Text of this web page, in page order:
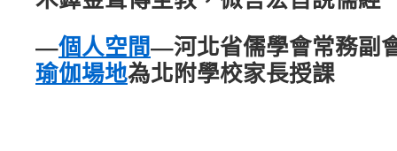
—個人空間—河北省儒學會常務副
瑜伽場地為北附學校家長授課